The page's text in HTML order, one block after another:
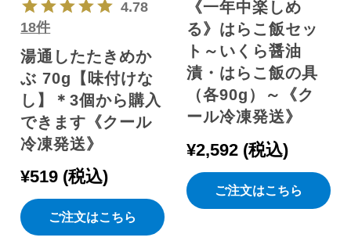
4.78
18件
湯通したたきめか
ぶ 70g【味付けな
し】＊3個から購入
できます《クール
冷凍発送》
¥519 税込
ご注文はこちら
《一年中楽しめ
る》はらこ飯セッ
ト～いくら醤油
漬・はらこ飯の具
（各90g）～《ク
ール冷凍発送》
¥2,592 税込
ご注文はこちら